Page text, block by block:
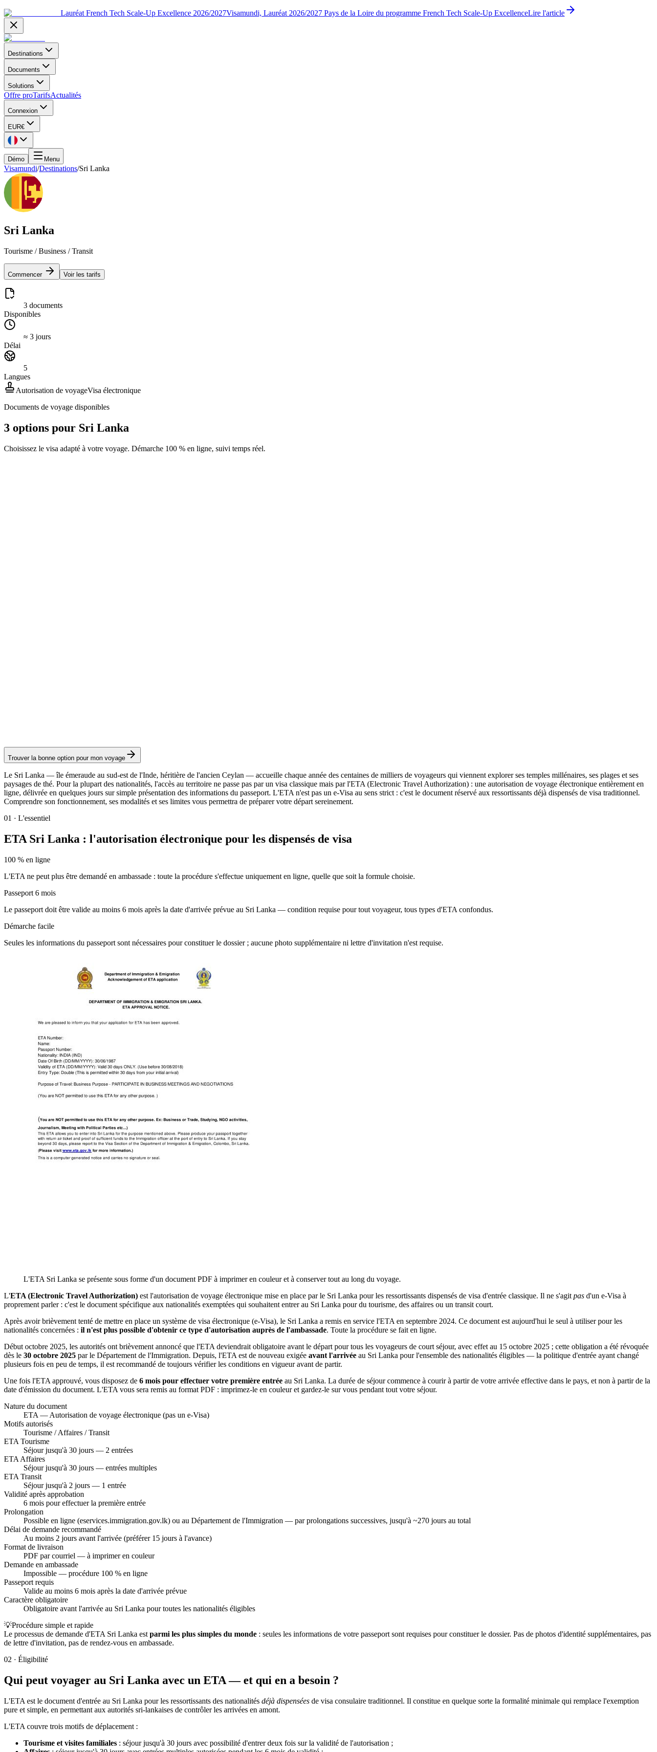
Lauréat French Tech Scale-Up Excellence 2026/2027Visamundi, Lauréat 2026/2027 Pays de la Loire du programme French Tech Scale-Up ExcellenceLire l'article
Destinations
Documents
Solutions
Offre proTarifsActualités
Connexion
EUR€
Démo Menu
Visamundi/Destinations/Sri Lanka
Sri Lanka
Tourisme / Business / Transit
Commencer Voir les tarifs
3 documents
Disponibles
≈ 3 jours
Délai
5
Langues
Autorisation de voyageVisa électronique
Documents de voyage disponibles
3 options pour Sri Lanka
Choisissez le visa adapté à votre voyage. Démarche 100 % en ligne, suivi temps réel.
Trouver la bonne option pour mon voyage
Le Sri Lanka — île émeraude au sud-est de l'Inde, héritière de l'ancien Ceylan — accueille chaque année des centaines de milliers de voyageurs qui viennent explorer ses temples millénaires, ses plages et ses
paysages de thé. Pour la plupart des nationalités, l'accès au territoire ne passe pas par un visa classique mais par l'ETA (Electronic Travel Authorization) : une autorisation de voyage électronique entièrement en
ligne, délivrée en quelques jours sur simple présentation des informations du passeport. L'ETA n'est pas un e-Visa au sens strict : c'est le document réservé aux ressortissants déjà dispensés de visa traditionnel.
Comprendre son fonctionnement, ses modalités et ses limites vous permettra de préparer votre départ sereinement.
01 · L'essentiel
ETA Sri Lanka : l'autorisation électronique pour les dispensés de visa
100 % en ligne
L'ETA ne peut plus être demandé en ambassade : toute la procédure s'effectue uniquement en ligne, quelle que soit la formule choisie.
Passeport 6 mois
Le passeport doit être valide au moins 6 mois après la date d'arrivée prévue au Sri Lanka — condition requise pour tout voyageur, tous types d'ETA confondus.
Démarche facile
Seules les informations du passeport sont nécessaires pour constituer le dossier ; aucune photo supplémentaire ni lettre d'invitation n'est requise.
L'ETA Sri Lanka se présente sous forme d'un document PDF à imprimer en couleur et à conserver tout au long du voyage.
L'ETA (Electronic Travel Authorization) est l'autorisation de voyage électronique mise en place par le Sri Lanka pour les ressortissants dispensés de visa d'entrée classique. Il ne s'agit pas d'un e-Visa à
proprement parler : c'est le document spécifique aux nationalités exemptées qui souhaitent entrer au Sri Lanka pour du tourisme, des affaires ou un transit court.
Après avoir brièvement tenté de mettre en place un système de visa électronique (e-Visa), le Sri Lanka a remis en service l'ETA en septembre 2024. Ce document est aujourd'hui le seul à utiliser pour les
nationalités concernées : il n'est plus possible d'obtenir ce type d'autorisation auprès de l'ambassade. Toute la procédure se fait en ligne.
Début octobre 2025, les autorités ont brièvement annoncé que l'ETA deviendrait obligatoire avant le départ pour tous les voyageurs de court séjour, avec effet au 15 octobre 2025 ; cette obligation a été révoquée
dès le 30 octobre 2025 par le Département de l'Immigration. Depuis, l'ETA est de nouveau exigée avant l'arrivée au Sri Lanka pour l'ensemble des nationalités éligibles — la politique d'entrée ayant changé
plusieurs fois en peu de temps, il est recommandé de toujours vérifier les conditions en vigueur avant de partir.
Une fois l'ETA approuvé, vous disposez de 6 mois pour effectuer votre première entrée au Sri Lanka. La durée de séjour commence à courir à partir de votre arrivée effective dans le pays, et non à partir de la
date d'émission du document. L'ETA vous sera remis au format PDF : imprimez-le en couleur et gardez-le sur vous pendant tout votre séjour.
Nature du document
ETA — Autorisation de voyage électronique (pas un e-Visa)
Motifs autorisés
Tourisme / Affaires / Transit
ETA Tourisme
Séjour jusqu'à 30 jours — 2 entrées
ETA Affaires
Séjour jusqu'à 30 jours — entrées multiples
ETA Transit
Séjour jusqu'à 2 jours — 1 entrée
Validité après approbation
6 mois pour effectuer la première entrée
Prolongation
Possible en ligne (eservices.immigration.gov.lk) ou au Département de l'Immigration — par prolongations successives, jusqu'à ~270 jours au total
Délai de demande recommandé
Au moins 2 jours avant l'arrivée (préférer 15 jours à l'avance)
Format de livraison
PDF par courriel — à imprimer en couleur
Demande en ambassade
Impossible — procédure 100 % en ligne
Passeport requis
Valide au moins 6 mois après la date d'arrivée prévue
Caractère obligatoire
Obligatoire avant l'arrivée au Sri Lanka pour toutes les nationalités éligibles
💡Procédure simple et rapide
Le processus de demande d'ETA Sri Lanka est parmi les plus simples du monde : seules les informations de votre passeport sont requises pour constituer le dossier. Pas de photos d'identité supplémentaires, pas
de lettre d'invitation, pas de rendez-vous en ambassade.
02 · Éligibilité
Qui peut voyager au Sri Lanka avec un ETA — et qui en a besoin ?
L'ETA est le document d'entrée au Sri Lanka pour les ressortissants des nationalités déjà dispensées de visa consulaire traditionnel. Il constitue en quelque sorte la formalité minimale qui remplace l'exemption
pure et simple, en permettant aux autorités sri-lankaises de contrôler les arrivées en amont.
L'ETA couvre trois motifs de déplacement :
Tourisme et visites familiales : séjour jusqu'à 30 jours avec possibilité d'entrer deux fois sur la validité de l'autorisation ;